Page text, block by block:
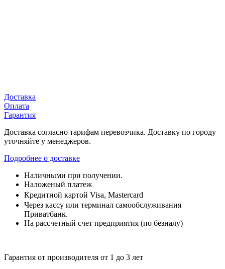
Доставка
Оплата
Гарантия
Доставка согласно тарифам перевозчика. Доставку по городу
уточняйте у менеджеров.
Подробнее о доставке
Наличными при получении.
Наложеный платеж
Кредитной картой Visa, Mastercard
Через кассу или терминал самообслуживания
Приватбанк.
На рассчетный счет предприятия (по безналу)
Гарантия от производителя от 1 до 3 лет